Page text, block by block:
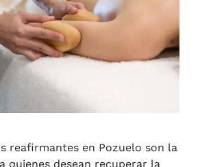
reafirmantes en Pozuelo son la
quienes desean recuperar la